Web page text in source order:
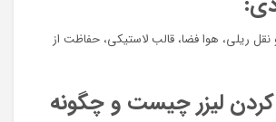
ریلی، هوا فضا، قالب لاستیکی، حفاظت از
کردن لیزر چیست و چگونه